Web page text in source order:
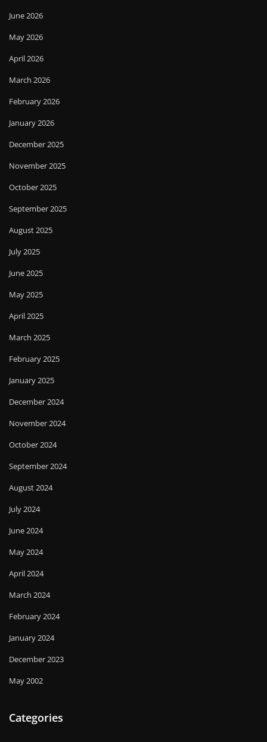
June 2026
May 2026
April 2026
March 2026
February 2026
January 2026
December 2025
November 2025
October 2025
September 2025
August 2025
July 2025
June 2025
May 2025
April 2025
March 2025
February 2025
January 2025
December 2024
November 2024
October 2024
September 2024
August 2024
July 2024
June 2024
May 2024
April 2024
March 2024
February 2024
January 2024
December 2023
May 2002
Categories